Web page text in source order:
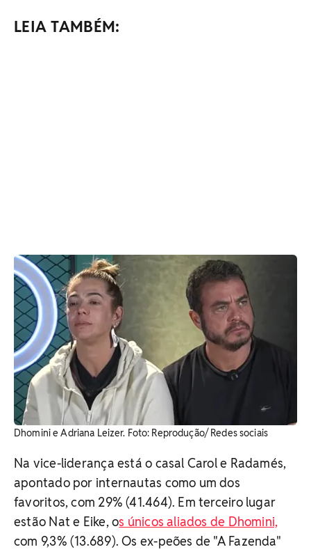
LEIA TAMBÉM:
Dhomini e Adriana Leizer. Foto: Reprodução/ Redes sociais
Na vice-liderança está o casal Carol e Radamés,
apontado por internautas como um dos
favoritos, com 29% (41.464). Em terceiro lugar
estão Nat e Eike, os únicos aliados de Dhomini,
com 9,3% (13.689). Os ex-peões de "A Fazenda"